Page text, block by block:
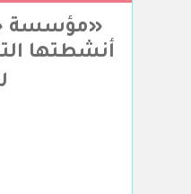
«مؤسسة
أنشطتها